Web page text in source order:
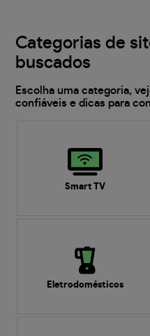
Categorias de
buscados
Escolha uma categoria,
confiáveis e dicas para
Smart TV
Eletrodomésticos